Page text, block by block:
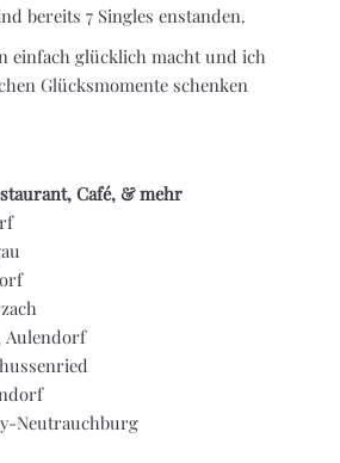
bereits 7 Singles enstanden.
einfach glücklich macht und ich
Glücksmomente schenken
Café, & mehr
Aulendorf
Neutrauchburg